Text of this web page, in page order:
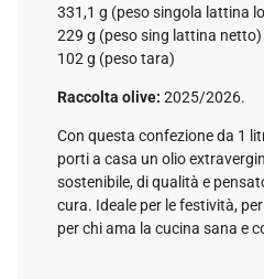
331,1 g (peso singola lattina
229 g (peso sing lattina netto)
102 g (peso tara)
Raccolta olive: 2025/2026.
Con questa confezione da 1
porti a casa un olio
sostenibile, di qualità e
cura. Ideale per le festività,
per chi ama la cucina sana e